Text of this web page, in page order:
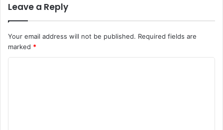
Leave a Reply
Your email address will not be published. Required fields are
marked *